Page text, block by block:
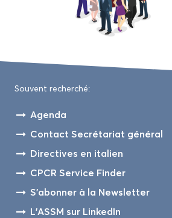
Sou­vent re­cher­ché:
Agen­da
Contact Se­cré­ta­riat gé­né­ral
Di­rec­tives en ita­lien
CPCR Ser­vice Fin­der
S'abon­ner à la News­let­ter
L'ASSM sur Lin­ke­dIn